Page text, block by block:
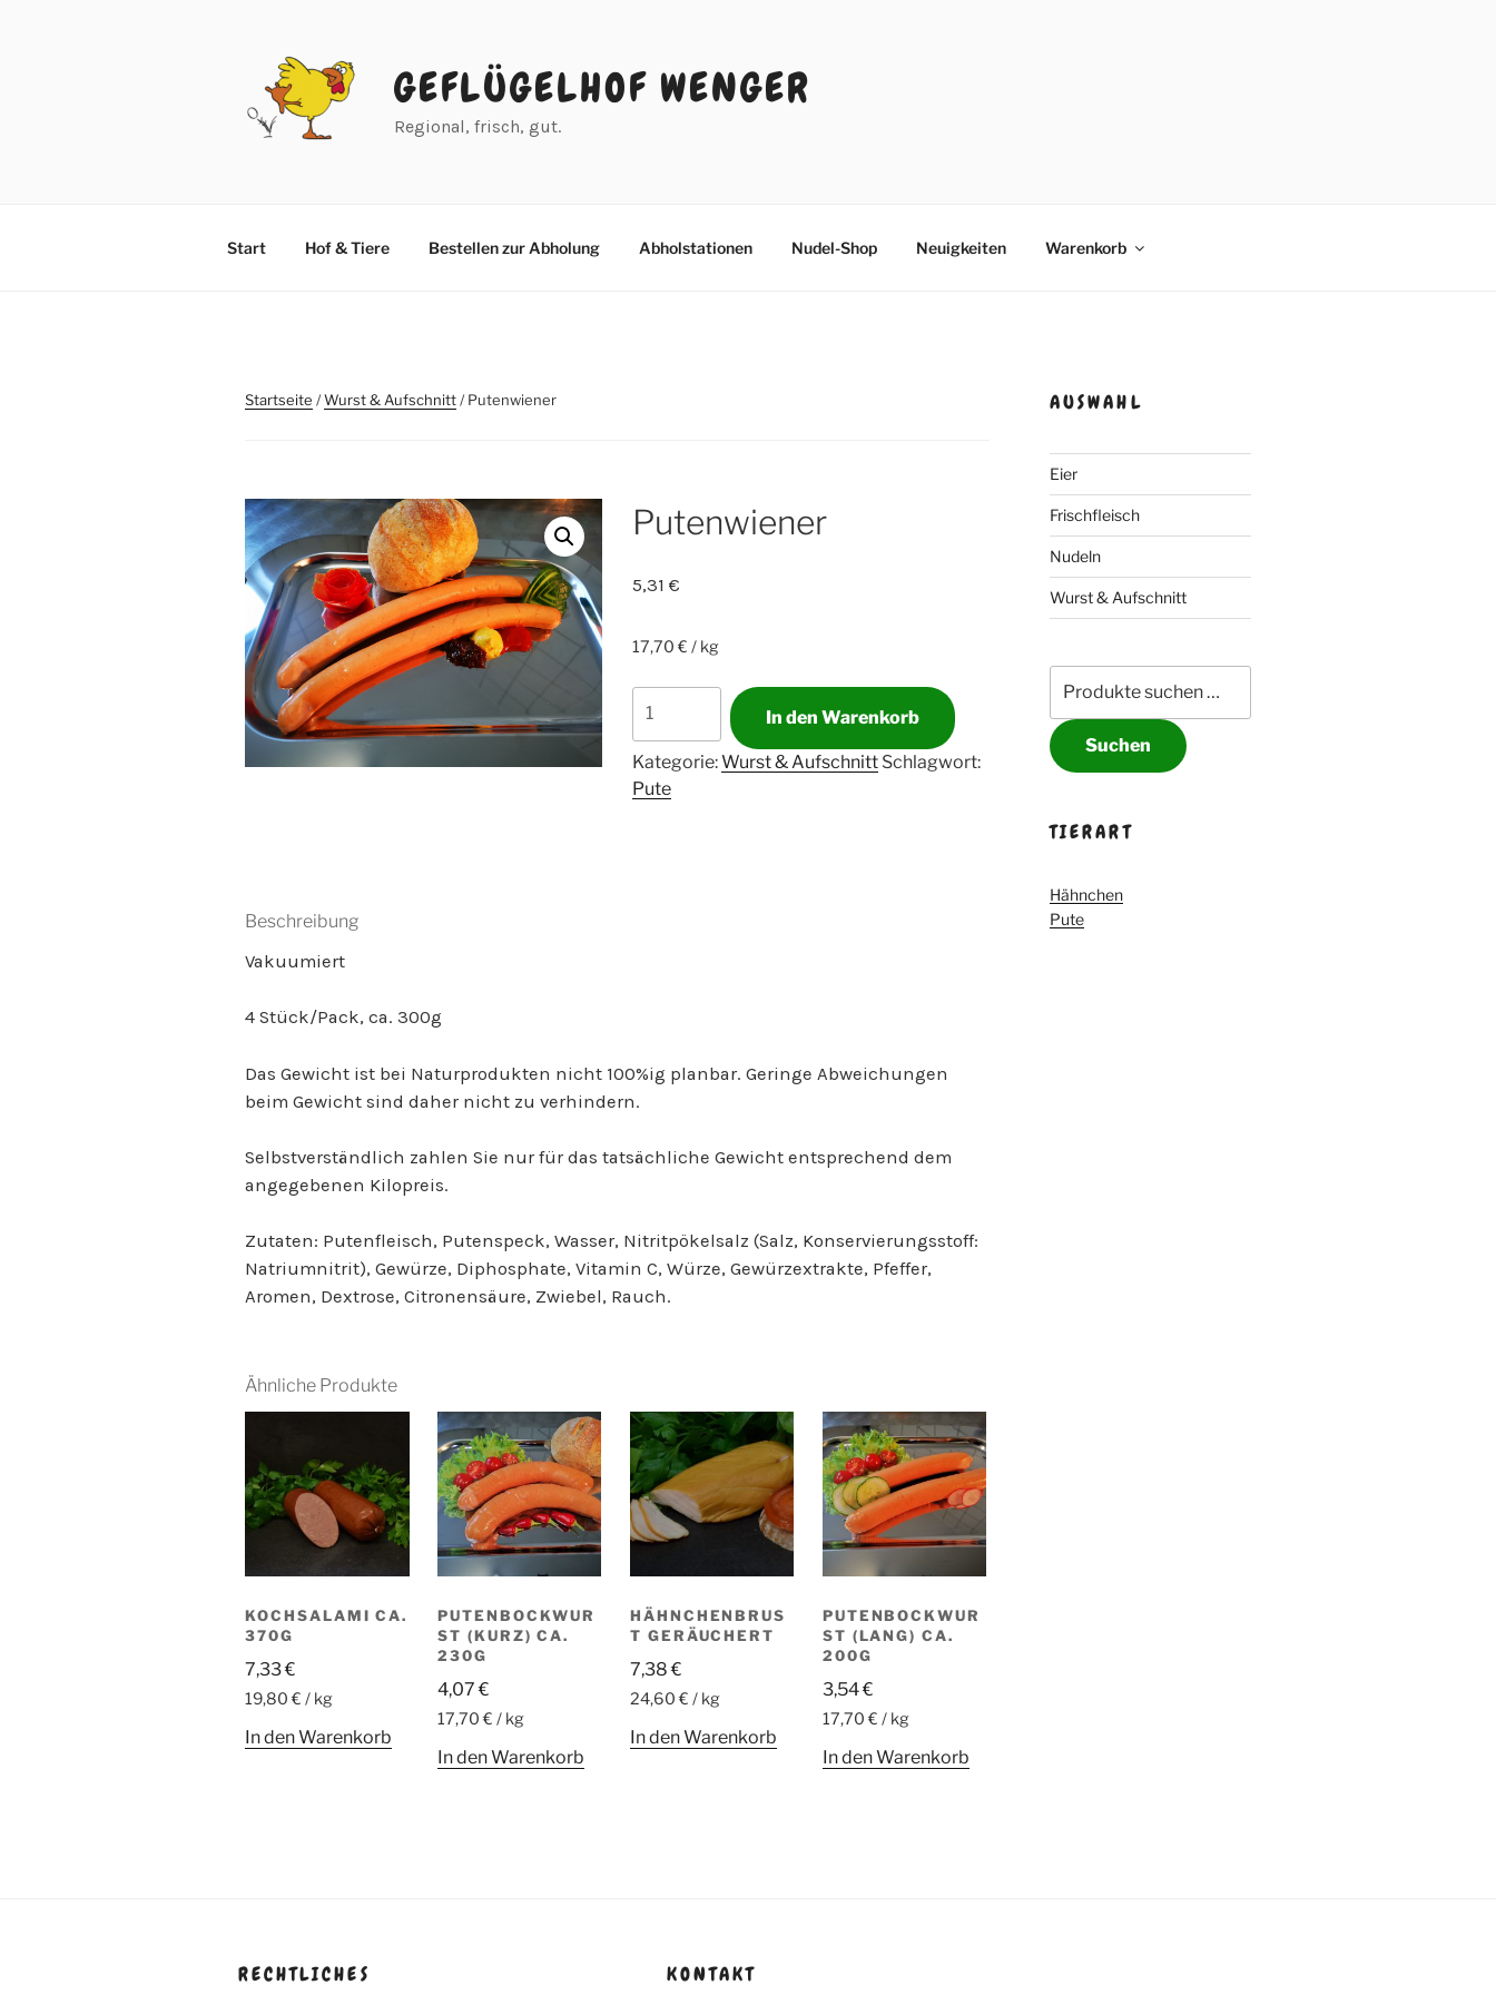
GEFLÜGELHOF WENGER
Regional, frisch, gut.
Start Hof & Tiere Bestellen zur Abholung Abholstationen Nudel-Shop Neuigkeiten Warenkorb
Startseite /Wurst & Aufschnitt/ Putenwiener
Putenwiener
5,31 €
17,70 € / kg
Putenwiener
Menge
In den Warenkorb
Kategorie:Wurst & Aufschnitt Schlagwort:
Pute
Beschreibung
Vakuumiert
4 Stück/Pack, ca. 300g
Das Gewicht ist bei Naturprodukten nicht 100%ig planbar. Geringe Abweichungen
beim Gewicht sind daher nicht zu verhindern.
Selbstverständlich zahlen Sie nur für das tatsächliche Gewicht entsprechend dem
angegebenen Kilopreis.
Zutaten: Putenfleisch, Putenspeck, Wasser, Nitritpökelsalz (Salz, Konservierungsstoff:
Natriumnitrit), Gewürze, Diphosphate, Vitamin C, Würze, Gewürzextrakte, Pfeffer,
Aromen, Dextrose, Citronensäure, Zwiebel, Rauch.
Ähnliche Produkte
KOCHSALAMI CA.
370G
7,33€
19,80 € / kg
In den Warenkorb
PUTENBOCKWUR
ST (KURZ) CA.
230G
4,07€
17,70 € / kg
In den Warenkorb
HÄHNCHENBRUS
T GERÄUCHERT
7,38€
24,60 € / kg
In den Warenkorb
PUTENBOCKWUR
ST (LANG) CA.
200G
3,54€
17,70 € / kg
In den Warenkorb
AUSWAHL
Eier
Frischfleisch
Nudeln
Wurst & Aufschnitt
nach:
Suchen
TIERART
Hähnchen
Pute
RECHTLICHES KONTAKT